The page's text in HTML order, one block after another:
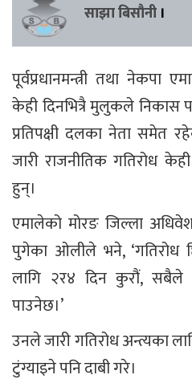
साझा बिसौनी ।
पूर्वप्रधानमन्त्री तथा
केही दिनभित्रै मुलुकले निकास
प्रतिपक्षी दलका नेता समेत
जारी राजनीतिक गतिरोध
हुन्।
एमालेको मोरङ जिल्ला
पुगेका ओलीले भने, ‘गतिरोध
लागि २र४ दिन कुरौं,
पाउनेछ।’
उनले जारी गतिरोध अन्त्यका
टुंग्याइने पनि दाबी गरे।